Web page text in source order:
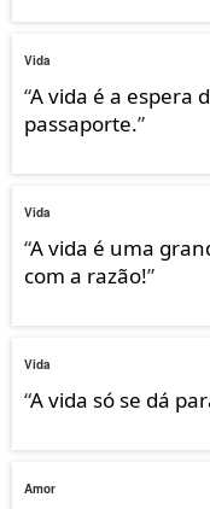
Vida
“A vida é a espera
passaporte.”
Vida
“A vida é uma
com a razão!”
Vida
“A vida só se dá
Amor